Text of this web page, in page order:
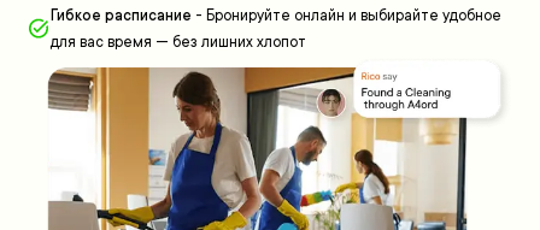
Гибкое расписание - Бронируйте онлайн и выбирайте удобное
для вас время — без лишних хлопот